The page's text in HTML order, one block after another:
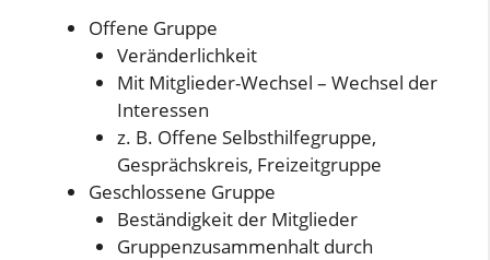
Offene Gruppe
Veränderlichkeit
Mit Mitglieder-Wechsel – Wechsel der
Interessen
z. B. Offene Selbsthilfegruppe,
Gesprächskreis, Freizeitgruppe
Geschlossene Gruppe
Beständigkeit der Mitglieder
Gruppenzusammenhalt durch